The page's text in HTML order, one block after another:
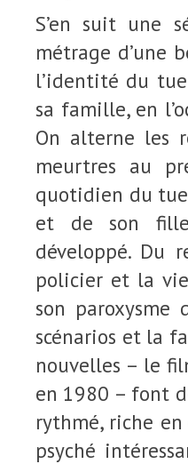
S’en suit une
métrage d’une
l’identité du
sa famille, en
On alterne les
meurtres au
quotidien du
et de son
développé. Du
policier et la
son paroxysme
scénarios et la
nouvelles – le
en 1980 – font
rythmé, riche
psyché